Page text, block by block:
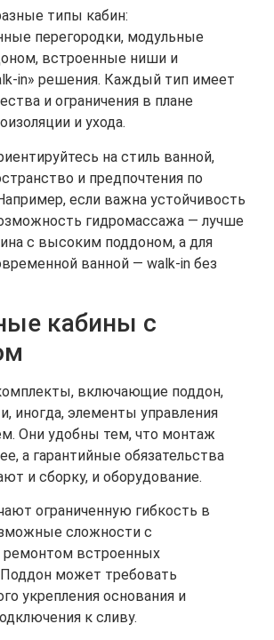
типы кабин:
перегородки, модульные
встроенные ниши и
in» решения. Каждый тип имеет
и ограничения в плане
и ухода.
на стиль ванной,
и предпочтения по
если важна устойчивость
гидромассажа — лучше
с высоким поддоном, а для
ванной — walk-in без
кабины с
включающие поддон,
иногда, элементы управления
Они удобны тем, что монтаж
а гарантийные обязательства
и сборку, и оборудование.
ограниченную гибкость в
сложности с
встроенных
может требовать
укрепления основания и
к сливу.